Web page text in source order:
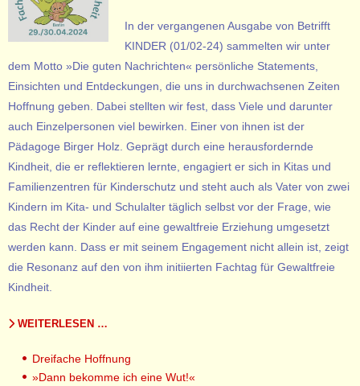
In der vergangenen Ausgabe von Betrifft
KINDER (01/02-24) sammelten wir unter
dem Motto »Die guten Nachrichten« persönliche Statements,
Einsichten und Entdeckungen, die uns in durchwachsenen Zeiten
Hoffnung geben. Dabei stellten wir fest, dass Viele und darunter
auch Einzelpersonen viel bewirken. Einer von ihnen ist der
Pädagoge Birger Holz. Geprägt durch eine herausfordernde
Kindheit, die er reflektieren lernte, engagiert er sich in Kitas und
Familienzentren für Kinderschutz und steht auch als Vater von zwei
Kindern im Kita- und Schulalter täglich selbst vor der Frage, wie
das Recht der Kinder auf eine gewaltfreie Erziehung umgesetzt
werden kann. Dass er mit seinem Engagement nicht allein ist, zeigt
die Resonanz auf den von ihm initiierten Fachtag für Gewaltfreie
Kindheit.
WEITERLESEN …
Dreifache Hoffnung
»Dann bekomme ich eine Wut!«